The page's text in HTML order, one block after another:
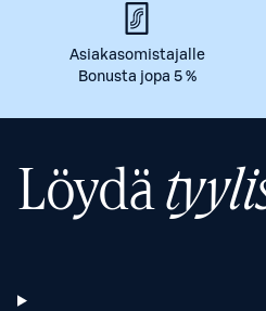
Asiakasomistajalle
Bonusta jopa 5 %
Löydä